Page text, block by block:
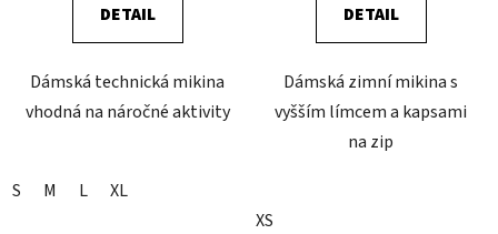
DETAIL
Dámská technická mikina
vhodná na náročné aktivity
S M L XL
DETAIL
Dámská zimní mikina s
vyšším límcem a kapsami
na zip
XS